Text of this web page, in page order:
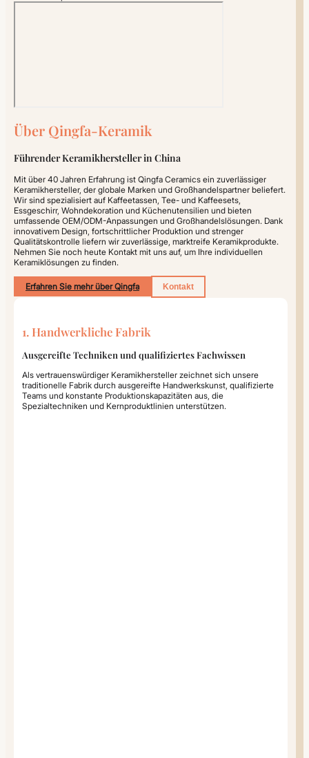
Über Qingfa-Keramik
Führender Keramikhersteller in China
Mit über 40 Jahren Erfahrung ist Qingfa Ceramics ein zuverlässiger
Keramikhersteller, der globale Marken und Großhandelspartner beliefert.
Wir sind spezialisiert auf Kaffeetassen, Tee- und Kaffeesets,
Essgeschirr, Wohndekoration und Küchenutensilien und bieten
umfassende OEM/ODM-Anpassungen und Großhandelslösungen. Dank
innovativem Design, fortschrittlicher Produktion und strenger
Qualitätskontrolle liefern wir zuverlässige, marktreife Keramikprodukte.
Nehmen Sie noch heute Kontakt mit uns auf, um Ihre individuellen
Keramiklösungen zu finden.
Erfahren Sie mehr über Qingfa Kontakt
1. Handwerkliche Fabrik
Ausgereifte Techniken und qualifiziertes Fachwissen
Als vertrauenswürdiger Keramikhersteller zeichnet sich unsere
traditionelle Fabrik durch ausgereifte Handwerkskunst, qualifizierte
Teams und konstante Produktionskapazitäten aus, die
Spezialtechniken und Kernproduktlinien unterstützen.